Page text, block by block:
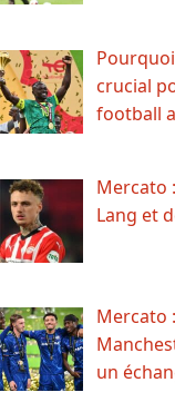
crucial
football
Mercato
Lang et
Mercato
un